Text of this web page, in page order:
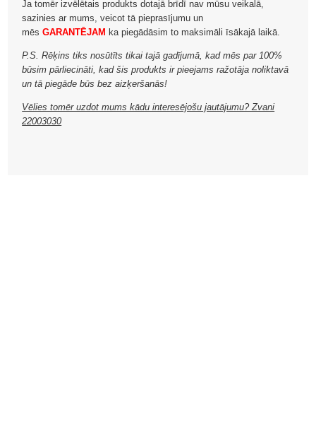
Ja tomēr izvēlētais produkts dotajā brīdī nav mūsu veikalā,
sazinies ar mums, veicot tā pieprasījumu un
mēsGARANTĒJAM ka piegādāsim to maksimāli īsākajā laikā.
P.S. Rēķins tiks nosūtīts tikai tajā gadījumā, kad mēs par 100%
būsim pārliecināti, kad šis produkts ir pieejams ražotāja noliktavā
un tā piegāde būs bez aizķeršanās!
Vēlies tomēr uzdot mums kādu interesējošu jautājumu? Zvani
22003030